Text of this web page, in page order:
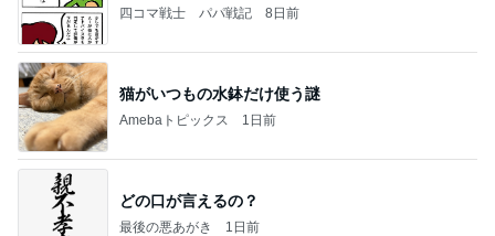
四コマ戦士 パパ戦記 8日前
猫がいつもの水鉢だけ使う謎
Amebaトピックス 1日前
どの口が言えるの？
最後の悪あがき 1日前